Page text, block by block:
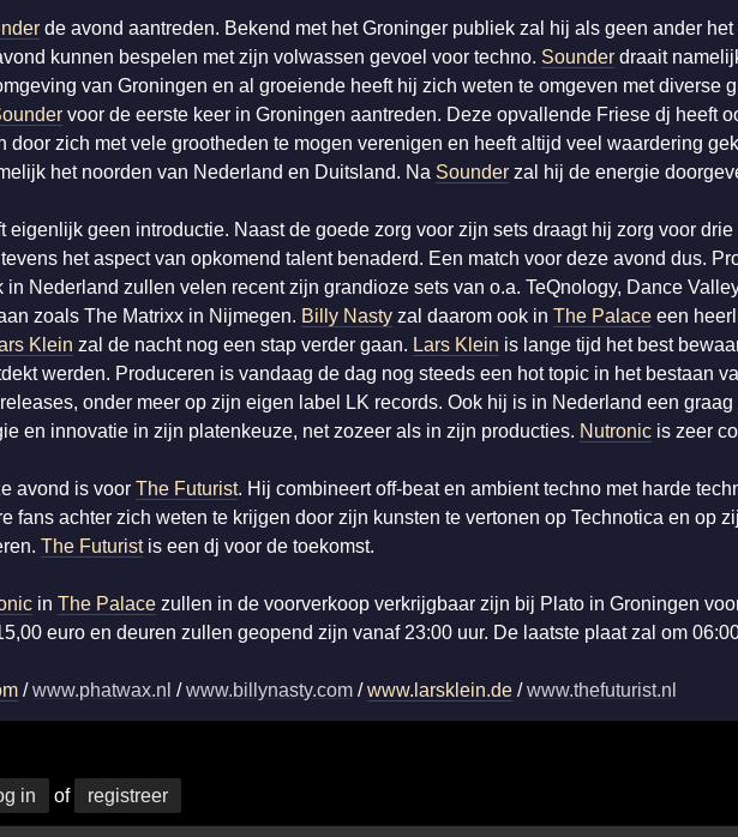
de avond aantreden. Bekend met het Groninger publiek zal hij als geen ander
kunnen bespelen met zijn volwassen gevoel voor techno. Sounderdraait
van Groningen en al groeiende heeft hij zich weten te omgeven met diverse
voor de eerste keer in Groningen aantreden. Deze opvallende Friese dj heeft
door zich met vele grootheden te mogen verenigen en heeft altijd veel waardering
het noorden van Nederland en Duitsland. Na Sounderzal hij de energie
eigenlijk geen introductie. Naast de goede zorg voor zijn sets draagt hij zorg voor
het aspect van opkomend talent benaderd. Een match voor deze avond dus.
in Nederland zullen velen recent zijn grandioze sets van o.a. TeQnology, Dance
zoals The Matrixx in Nijmegen. Billy Nastyzal daarom ook in The Palaceeen
Klein zal de nacht nog een stap verder gaan. Lars Klein is lange tijd het best
werden. Produceren is vandaag de dag nog steeds een hot topic in het bestaan
onder meer op zijn eigen label LK records. Ook hij is in Nederland een
en innovatie in zijn platenkeuze, net zozeer als in zijn producties. Nutronicis zeer
avond is voor The Futurist. Hij combineert off-beat en ambient techno met harde
fans achter zich weten te krijgen door zijn kunsten te vertonen op Technotica en op
The Futuristis een dj voor de toekomst.
in The Palacezullen in de voorverkoop verkrijgbaar zijn bij Plato in Groningen
euro en deuren zullen geopend zijn vanaf 23:00 uur. De laatste plaat zal om
/www.phatwax.nl /www.billynasty.com/www.larsklein.de/www.thefuturist.nl
in of registreer